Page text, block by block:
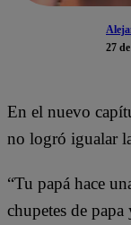
27
En el nuevo
no logró igualar
“Tu papá hace
chupetes de